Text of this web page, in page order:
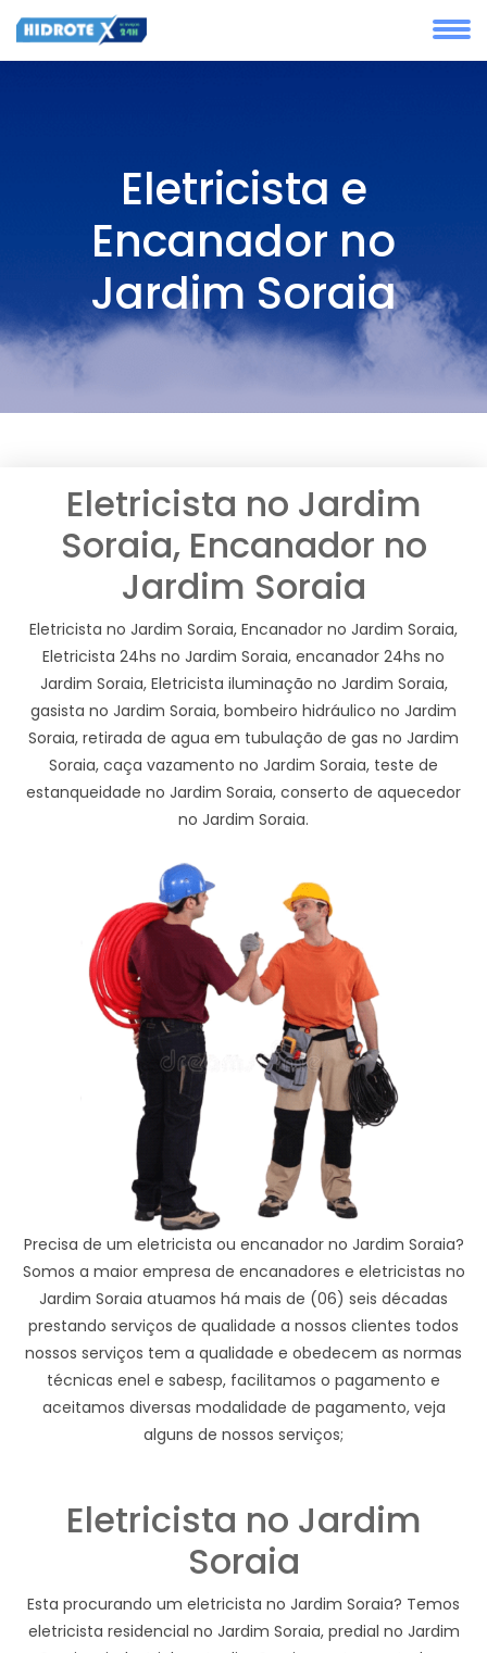
Eletricista e
Encanador no
Jardim Soraia
Eletricista no Jardim
Soraia, Encanador no
Jardim Soraia
Eletricista no Jardim Soraia, Encanador no Jardim Soraia,
Eletricista 24hs no Jardim Soraia, encanador 24hs no
Jardim Soraia, Eletricista iluminação no Jardim Soraia,
gasista no Jardim Soraia, bombeiro hidráulico no Jardim
Soraia, retirada de agua em tubulação de gas no Jardim
Soraia, caça vazamento no Jardim Soraia, teste de
estanqueidade no Jardim Soraia, conserto de aquecedor
no Jardim Soraia.
Precisa de um eletricista ou encanador no Jardim Soraia?
Somos a maior empresa de encanadores e eletricistas no
Jardim Soraia atuamos há mais de (06) seis décadas
prestando serviços de qualidade a nossos clientes todos
nossos serviços tem a qualidade e obedecem as normas
técnicas enel e sabesp, facilitamos o pagamento e
aceitamos diversas modalidade de pagamento, veja
alguns de nossos serviços;
Eletricista no Jardim
Soraia
Esta procurando um eletricista no Jardim Soraia? Temos
eletricista residencial no Jardim Soraia, predial no Jardim